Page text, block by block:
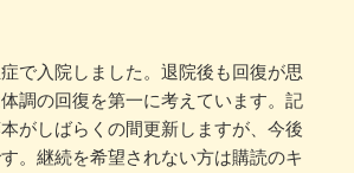
で入院しました。退院後も回復が思
調の回復を第一に考えています。記
がしばらくの間更新しますが、今後
。継続を希望されない方は購読のキ